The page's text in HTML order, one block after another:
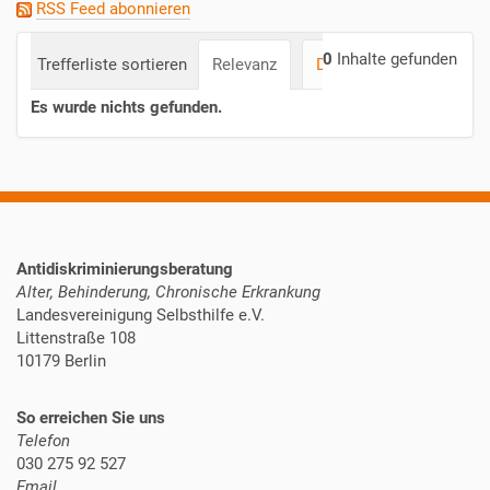
RSS Feed abonnieren
0 Inhalte gefunden
Trefferliste sortieren Relevanz Datum (neueste zuerst)
Es wurde nichts gefunden.
Antidiskriminierungsberatung
Alter, Behinderung, Chronische Erkrankung
Landesvereinigung Selbsthilfe e.V.
Littenstraße 108
10179 Berlin
So erreichen Sie uns
Telefon
030 275 92 527